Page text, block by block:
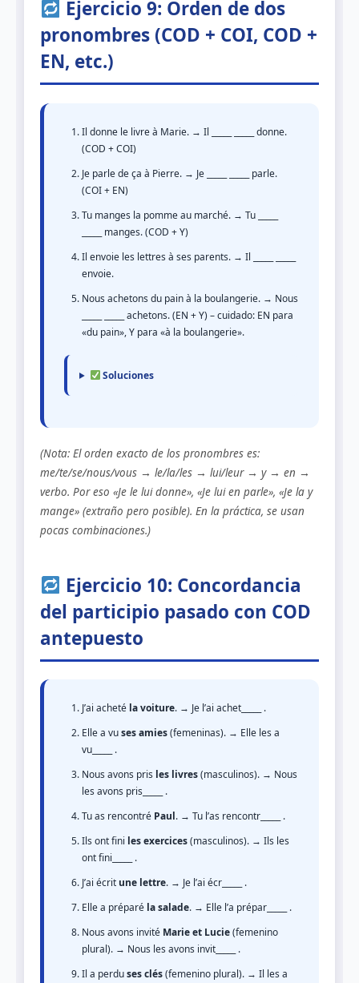
Ejercicio 9: Orden de dos
pronombres (COD + COI, COD +
EN, etc.)
Il donne le livre à Marie. → Il _____ _____ donne.
(COD + COI)
Je parle de ça à Pierre. → Je _____ _____ parle.
(COI + EN)
Tu manges la pomme au marché. → Tu _____
_____ manges. (COD + Y)
Il envoie les lettres à ses parents. → Il _____ _____
envoie.
Nous achetons du pain à la boulangerie. → Nous
_____ _____ achetons. (EN + Y) – cuidado: EN para
«du pain», Y para «à la boulangerie».
Soluciones
(Nota: El orden exacto de los pronombres es:
me/te/se/nous/vous → le/la/les → lui/leur → y → en →
verbo. Por eso «Je le lui donne», «Je lui en parle», «Je la y
mange» (extraño pero posible). En la práctica, se usan
pocas combinaciones.)
Ejercicio 10: Concordancia
del participio pasado con COD
antepuesto
J’ai acheté la voiture. → Je l’ai achet_____ .
Elle a vuses amies(femeninas). → Elle les a
vu_____ .
Nous avons pris les livres(masculinos). → Nous
les avons pris_____ .
Tu as rencontré Paul. → Tu l’as rencontr_____ .
Ils ont fini les exercices(masculinos). → Ils les
ont fini_____ .
J’ai écrit une lettre. → Je l’ai écr_____ .
Elle a préparé la salade. → Elle l’a prépar_____ .
Nous avons invité Marie et Lucie(femenino
plural). → Nous les avons invit_____ .
Il a perduses clés(femenino plural). → Il les a